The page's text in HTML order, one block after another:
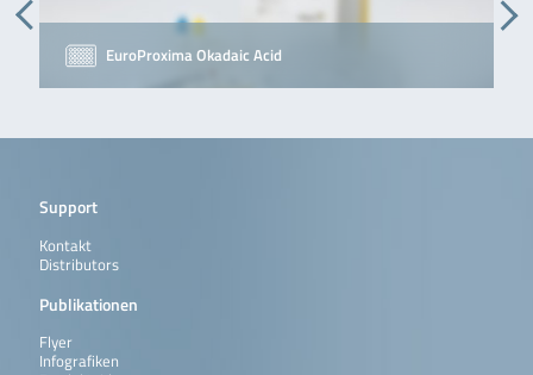
EuroProxima Okadaic Acid
Support
Kontakt
Distributors
Publikationen
Flyer
Infografiken